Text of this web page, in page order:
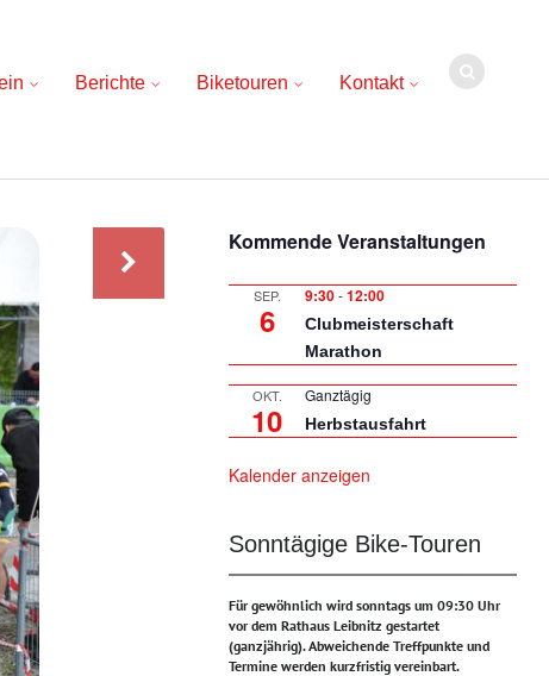
Berichte Biketouren Kontakt
Kommende Veranstaltungen
SEP.
6
9:30-12:00
Clubmeisterschaft
Marathon
OKT.
10
Ganztägig
Herbstausfahrt
Kalender anzeigen
Sonntägige Bike-Touren
Für gewöhnlich wird sonntags um 09:30 Uhr
vor dem Rathaus Leibnitz gestartet
(ganzjährig).Abweichende Treffpunkte und
Termine werden kurzfristig vereinbart.